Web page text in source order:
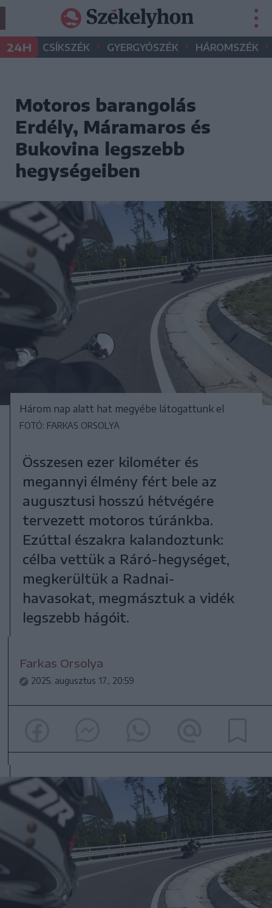
24H CSÍKSZÉK • GYERGYÓSZÉK • HÁROMSZÉK •
Motoros barangolás
Erdély, Máramaros és
Bukovina legszebb
hegységeiben
Három nap alatt hat megyébe látogattunk el
FOTÓ: FARKAS ORSOLYA
Összesen ezer kilométer és
megannyi élmény fért bele az
augusztusi hosszú hétvégére
tervezett motoros túránkba.
Ezúttal északra kalandoztunk:
célba vettük a Ráró-hegységet,
megkerültük a Radnai-
havasokat, megmásztuk a vidék
legszebb hágóit.
Farkas Orsolya
2025. augusztus 17., 20:59